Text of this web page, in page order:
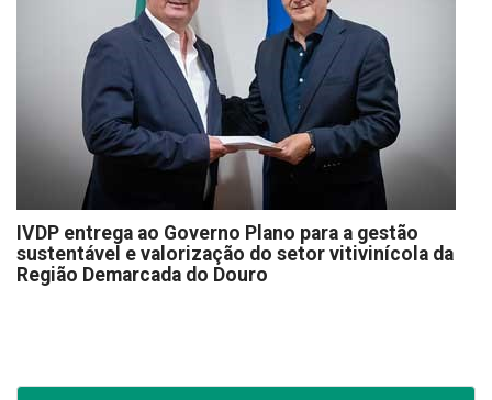
IVDP entrega ao Governo Plano para a gestão
sustentável e valorização do setor vitivinícola da
Região Demarcada do Douro